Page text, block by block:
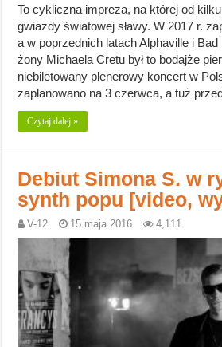
To cykliczna impreza, na której od
gwiazdy światowej sławy. W 2017 r.
a w poprzednich latach Alphaville i Bad
żony Michaela Cretu był to bodajże
niebiletowany plenerowy koncert w
zaplanowano na 3 czerwca, a tuż
Czytaj dalej »
Debiut Simona S. w
synth popu [video,
V-12 15 maja 2016 4,111